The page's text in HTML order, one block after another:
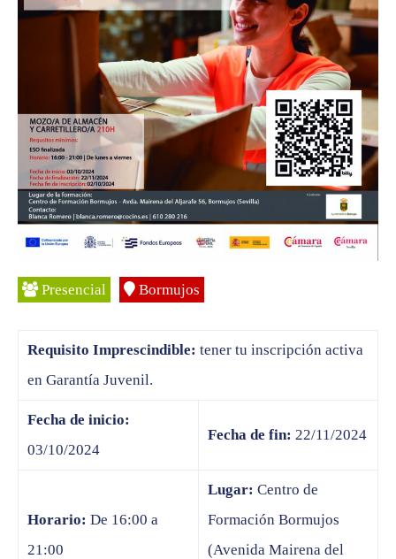
Presencial Bormujos
Requisito Imprescindible: tener tu inscripción activa
en Garantía Juvenil.
Fecha de inicio:
03/10/2024
Fecha de fin: 22/11/2024
Horario: De 16:00 a
21:00
Lugar: Centro de
Formación Bormujos
(Avenida Mairena del